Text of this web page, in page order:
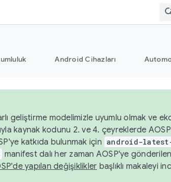
Android Cihazları
geliştirme modelimizle uyumlu olmak ve
kaynak kodunu 2. ve 4. çeyreklerde
katkıda bulunmak için android-
manifest dalı her zaman AOSP'ye
yapılan değişiklikler başlıklı makaleyi